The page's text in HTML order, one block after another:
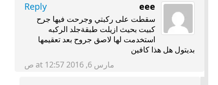
eee
Reply
سقطت على ركبتي وجرحت فيها جرح
كبيت بحيث ازيلت طبقةجلد الركبه
استخدمت لها لاصق جروح بعد تعقيمها
بديتول هل هذا كافين
مارس 6, 2016 at 12:57 ص